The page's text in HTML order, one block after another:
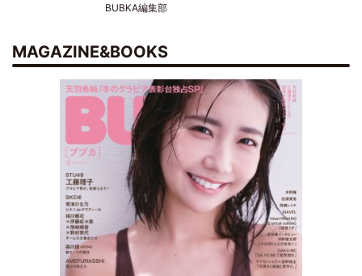
BUBKA編集部
MAGAZINE&BOOKS